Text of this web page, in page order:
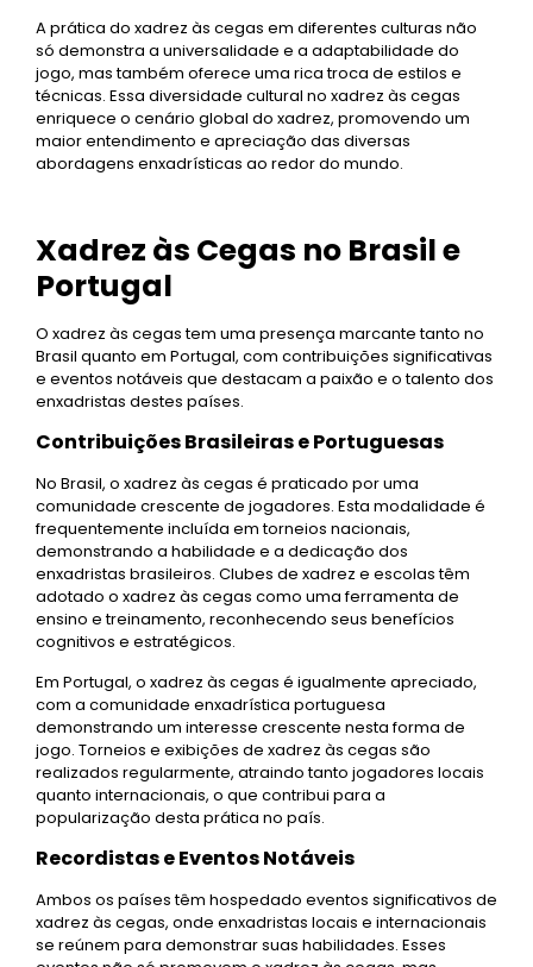
A prática do xadrez às cegas em diferentes culturas não
só demonstra a universalidade e a adaptabilidade do
jogo, mas também oferece uma rica troca de estilos e
técnicas. Essa diversidade cultural no xadrez às cegas
enriquece o cenário global do xadrez, promovendo um
maior entendimento e apreciação das diversas
abordagens enxadrísticas ao redor do mundo.
Xadrez às Cegas no Brasil e
Portugal
O xadrez às cegas tem uma presença marcante tanto no
Brasil quanto em Portugal, com contribuições significativas
e eventos notáveis que destacam a paixão e o talento dos
enxadristas destes países.
Contribuições Brasileiras e Portuguesas
No Brasil, o xadrez às cegas é praticado por uma
comunidade crescente de jogadores. Esta modalidade é
frequentemente incluída em torneios nacionais,
demonstrando a habilidade e a dedicação dos
enxadristas brasileiros. Clubes de xadrez e escolas têm
adotado o xadrez às cegas como uma ferramenta de
ensino e treinamento, reconhecendo seus benefícios
cognitivos e estratégicos.
Em Portugal, o xadrez às cegas é igualmente apreciado,
com a comunidade enxadrística portuguesa
demonstrando um interesse crescente nesta forma de
jogo. Torneios e exibições de xadrez às cegas são
realizados regularmente, atraindo tanto jogadores locais
quanto internacionais, o que contribui para a
popularização desta prática no país.
Recordistas e Eventos Notáveis
Ambos os países têm hospedado eventos significativos de
xadrez às cegas, onde enxadristas locais e internacionais
se reúnem para demonstrar suas habilidades. Esses